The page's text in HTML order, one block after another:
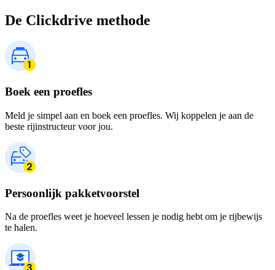
De Clickdrive methode
Boek een proefles
Meld je simpel aan en boek een proefles. Wij koppelen je aan de
beste rijinstructeur voor jou.
Persoonlijk pakketvoorstel
Na de proefles weet je hoeveel lessen je nodig hebt om je rijbewijs
te halen.